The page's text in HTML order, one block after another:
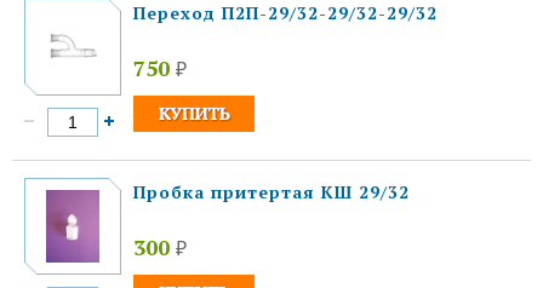
Переход П2П-29/32-29/32-29/32
750 ₽
Пробка притертая КШ 29/32
300 ₽